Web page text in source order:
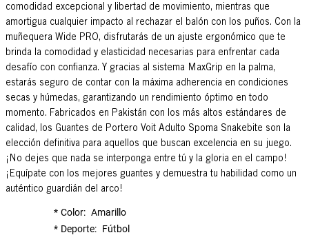
comodidad excepcional y libertad de movimiento, mientras que
amortigua cualquier impacto al rechazar el balón con los puños. Con la
muñequera Wide PRO, disfrutarás de un ajuste ergonómico que te
brinda la comodidad y elasticidad necesarias para enfrentar cada
desafío con confianza. Y gracias al sistema MaxGrip en la palma,
estarás seguro de contar con la máxima adherencia en condiciones
secas y húmedas, garantizando un rendimiento óptimo en todo
momento. Fabricados en Pakistán con los más altos estándares de
calidad, los Guantes de Portero Voit Adulto Spoma Snakebite son la
elección definitiva para aquellos que buscan excelencia en su juego.
¡No dejes que nada se interponga entre tú y la gloria en el campo!
¡Equípate con los mejores guantes y demuestra tu habilidad como un
auténtico guardián del arco!
Color
Amarillo
Deporte
Fútbol